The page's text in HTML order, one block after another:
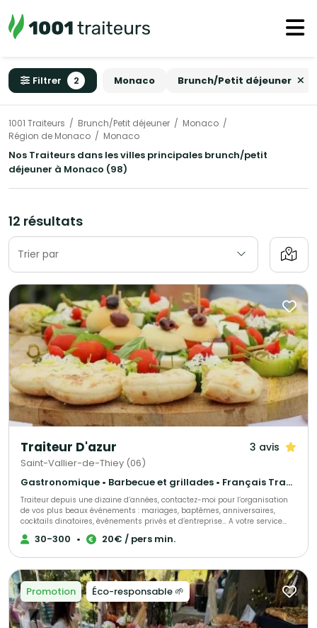
Filtrer 2 Monaco Brunch/Petit déjeuner
1001 Traiteurs Brunch/Petit déjeuner
Monaco
Région de Monaco
Monaco
Nos Traiteurs dans les villes principales brunch/petit
déjeuner à Monaco (98)
12 résultats
Trier par
Traiteur D'azur 3 avis
Saint-Vallier-de-Thiey (06)
Gastronomique • Barbecue et grillades • Français Traditionnel
Traiteur depuis une dizaine d’années, contactez-moi pour l’organisation
de vos plus beaux événements : mariages, baptêmes, anniversaires,
cocktails dinatoires, événements privés et d’entreprise… A votre service
pour la réussite de votre événement Ensemble nous élaborerons une
sélection de votre choix parmi nos assortiments de pièces cocktails, nos
soigné, sur mesure et artisanal. Possibilité de service tout compris
(serveurs professionnels…).
30-300 • 20€ / pers min.
Promotion Éco-responsable 🌱